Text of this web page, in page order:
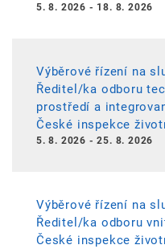
5. 8. 2026 - 18. 8. 2026
Výběrové řízení na
Ředitel/ka odboru
prostředí a
České inspekce
5. 8. 2026 -25. 8. 2026
Výběrové řízení na
Ředitel/ka odboru
České inspekce